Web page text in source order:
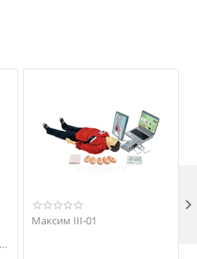
Максим III-01
